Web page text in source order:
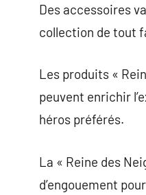
Des accessoires
collection de tout
Les produits «
peuvent enrichir
héros préférés.
La « Reine des
d’engouement